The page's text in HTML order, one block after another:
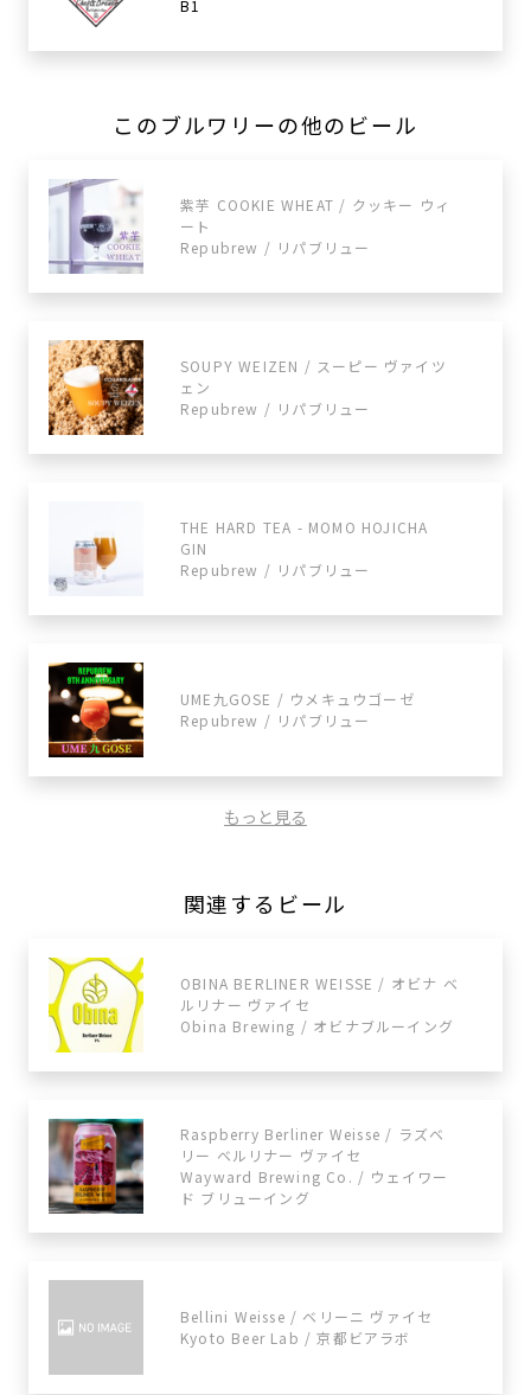
B1
このブルワリーの他のビール
紫芋 COOKIE WHEAT / クッキー ウィ
ート
Repubrew / リパブリュー
SOUPY WEIZEN / スーピー ヴァイツ
ェン
Repubrew / リパブリュー
THE HARD TEA - MOMO HOJICHA
GIN
Repubrew / リパブリュー
UME九GOSE / ウメキュウゴーゼ
Repubrew / リパブリュー
もっと見る
関連するビール
OBINA BERLINER WEISSE / オビナ ベ
ルリナー ヴァイセ
Obina Brewing / オビナブルーイング
Raspberry Berliner Weisse / ラズベ
リー ベルリナー ヴァイセ
Wayward Brewing Co. / ウェイワー
ド ブリューイング
Bellini Weisse / ベリーニ ヴァイセ
Kyoto Beer Lab / 京都ビアラボ